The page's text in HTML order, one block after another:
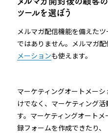
ツールを選ぼう
メルマガ配信機能を備えた
ではありません。メルマガ配
メーションも使えます。
マーケティングオートメー
けでなく、マーケティング
す。マーケティングオート
録フォームを作成できたり